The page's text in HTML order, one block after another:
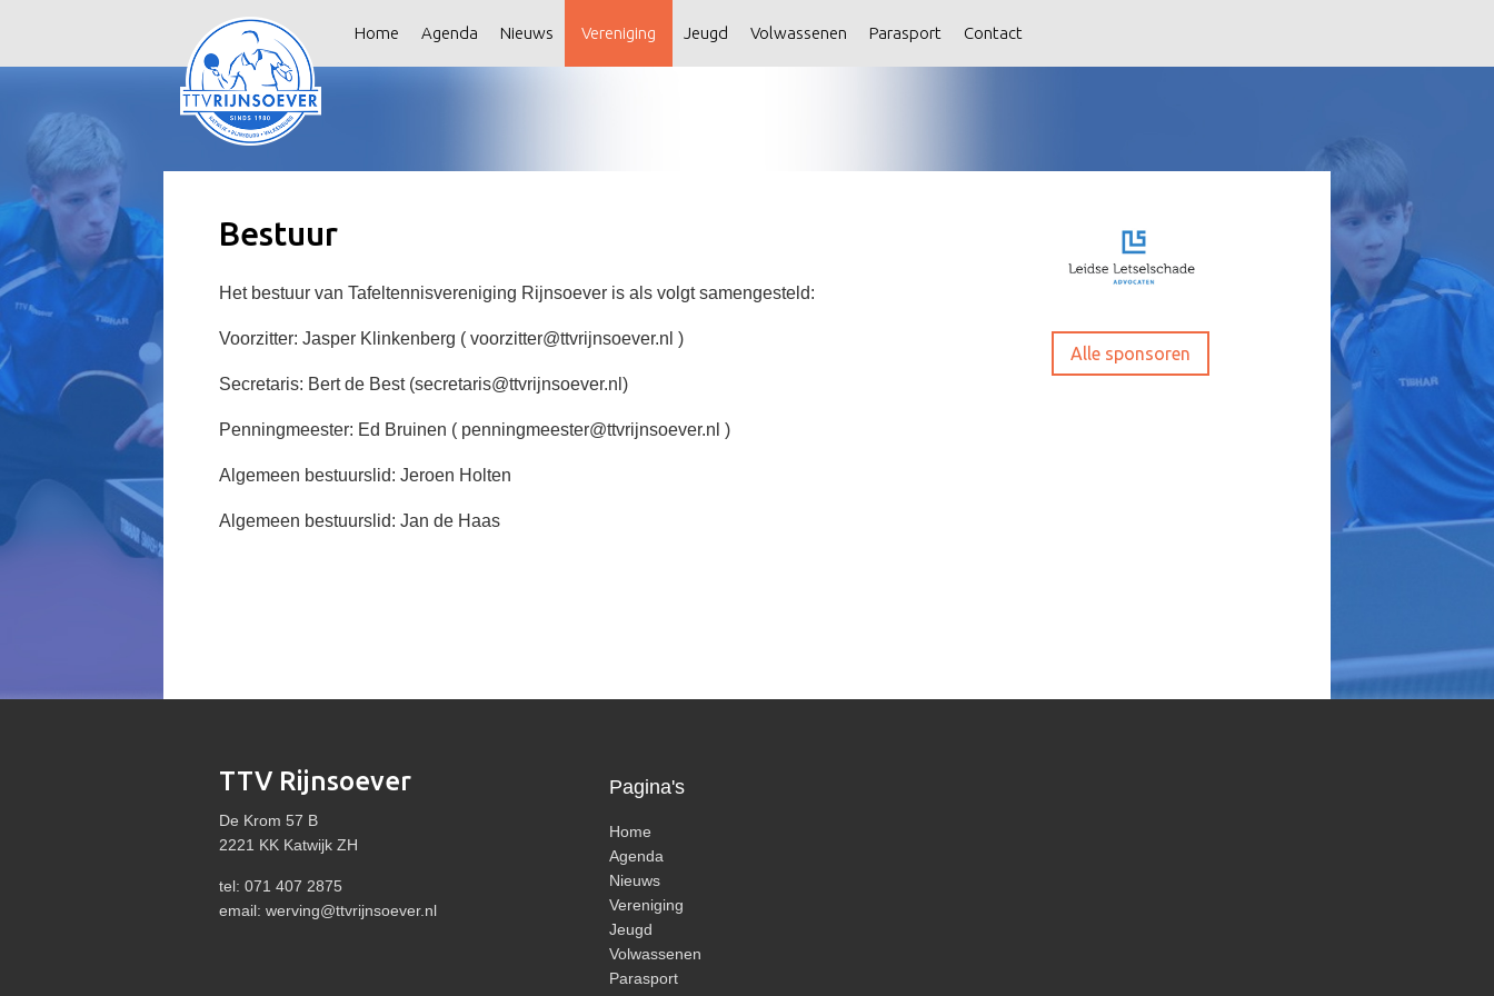
Home Agenda Nieuws Vereniging Jeugd Volwassenen Parasport Contact
Bestuur
Het bestuur van Tafeltennisvereniging Rijnsoever is als volgt samengesteld:
Voorzitter: Jasper Klinkenberg ( voorzitter@ttvrijnsoever.nl )
Secretaris: Bert de Best (secretaris@ttvrijnsoever.nl)
Penningmeester: Ed Bruinen ( penningmeester@ttvrijnsoever.nl )
Algemeen bestuurslid: Jeroen Holten
Algemeen bestuurslid: Jan de Haas
Alle sponsoren
TTV Rijnsoever
De Krom 57 B
2221 KK Katwijk ZH
tel: 071 407 2875
email: werving@ttvrijnsoever.nl
Pagina's
Home
Agenda
Nieuws
Vereniging
Jeugd
Volwassenen
Parasport